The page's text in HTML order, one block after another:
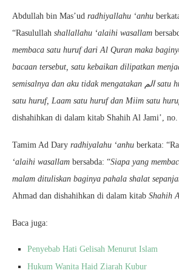
Abdullah bin Mas’ud radhiyallahu ‘anhu
“Rasulullah shallallahu ‘alaihi wasallam
membaca satu huruf dari Al Quran maka
bacaan tersebut, satu kebaikan dilipatkan
semisalnya dan aku tidak mengatakan الم satu huruf akan tetapi Alif
satu huruf, Laam satu huruf dan Miim satu
dishahihkan di dalam kitab Shahih Al Jami’,
Tamim Ad Dary radhiyalahu ‘anhu berkata:
‘alaihi wasallam bersabda: “Siapa yang
malam dituliskan baginya pahala shalat
Ahmad dan dishahihkan di dalam kitab Shahih
Baca juga:
Penyebab Hati Gelisah Menurut Islam
Hukum Wanita Haid Ziarah Kubur